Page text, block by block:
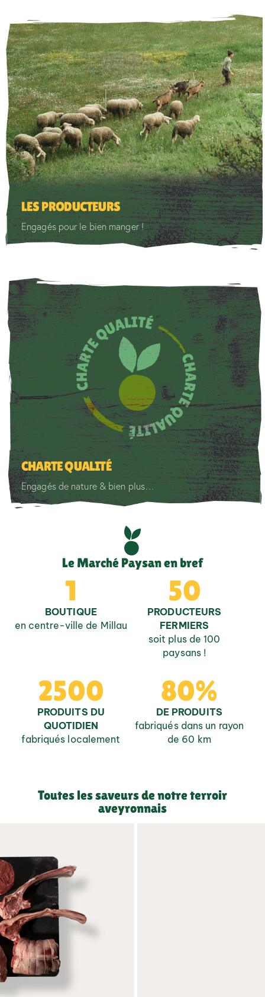
LES PRODUCTEURS
Engagés pour le bien manger !
CHARTE QUALITÉ
Engagés de nature & bien plus…
Le Marché Paysan en bref
BOUTIQUE
en centre-ville de Millau
1
PRODUCTEURS
FERMIERS
soit plus de 100
paysans !
50
PRODUITS DU
QUOTIDIEN
fabriqués localement
2500
DE PRODUITS
fabriqués dans un rayon
de 60 km
80%
Toutes les saveurs de notre terroir
aveyronnais